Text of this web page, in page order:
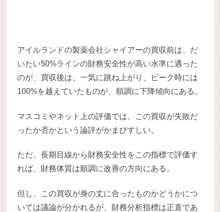
アイルランドの製薬会社シャイアーの買収前は、だ
いたい50%ラインの財務安全性が高い水準に遇った
のが、買収後は、一気に跳ね上がり、ピーク時には
100%を越えていたものが、順調に下降傾向にある。
マスコミやネット上の評価では、この買収が失敗だ
ったか否かという論評がかまびすしい。
ただ、長期目線から財務安全性をこの指標で評価す
れば、財務体質は順調に改善の方向にある。
但し、この買収が身の丈に合ったものかどうかにつ
いては議論が分かれるが、財務分析指標は正直であ